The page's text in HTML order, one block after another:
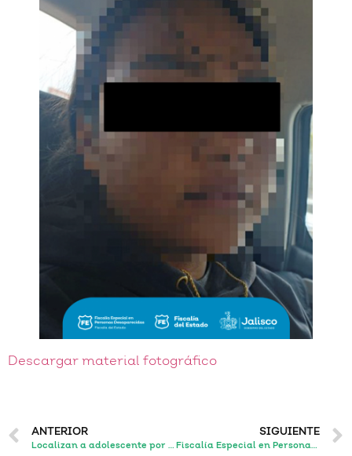
Descargar material fotográfico
ANTERIOR
Localizan a adolescente por la que existía una denuncia por desaparición en el municipio de Lagos de Moreno, Jalisco.
SIGUIENTE
Fiscalía Especial en Personas Desaparecidas finaliza capacitación en intervención psicosocial con familias víctimas del delito de desaparición.